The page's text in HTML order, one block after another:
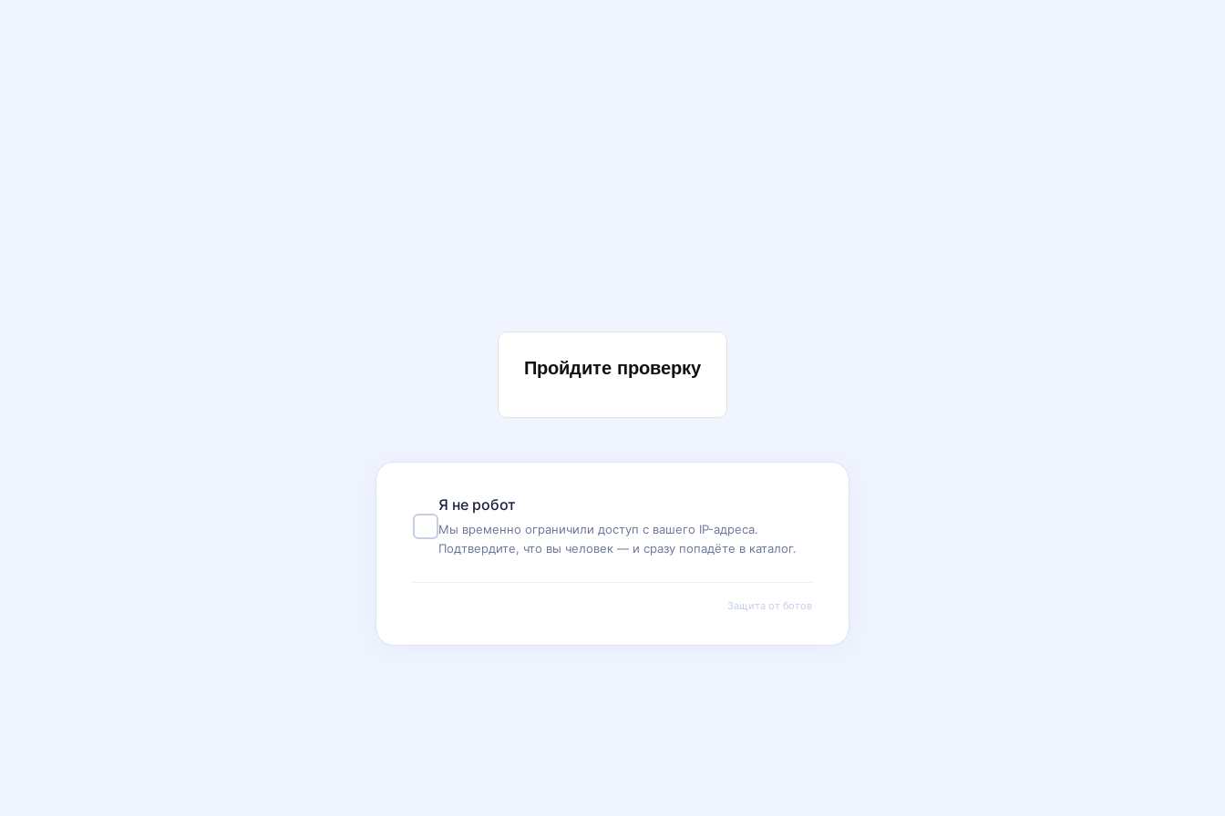
Пройдите проверку
Я не робот
Мы временно ограничили доступ с вашего IP-адреса.
Подтвердите, что вы человек — и сразу попадёте в каталог.
Защита от ботов